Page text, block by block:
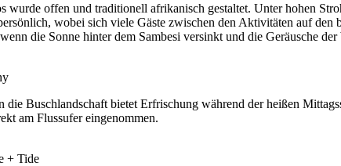
wurde offen und traditionell afrikanisch gestaltet. Unter hohen
wobei sich viele Gäste zwischen den Aktivitäten auf
die Sonne hinter dem Sambesi versinkt und die Geräusche
Buschlandschaft bietet Erfrischung während der heißen
am Flussufer eingenommen.
+ Tide